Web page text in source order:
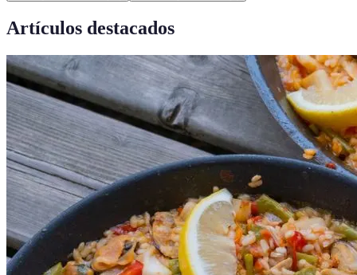
Artículos destacados